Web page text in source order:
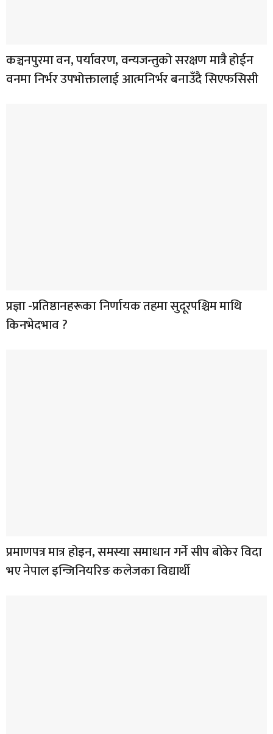
कञ्चनपुरमा वन, पर्यावरण, वन्यजन्तुको सरक्षण मात्रै होईन
वनमा निर्भर उपभोक्तालाई आत्मनिर्भर बनाउँदै सिएफसिसी
प्रज्ञा -प्रतिष्ठानहरूका निर्णायक तहमा सुदूरपश्चिम माथि
किनभेदभाव ?
प्रमाणपत्र मात्र होइन, समस्या समाधान गर्ने सीप बोकेर विदा
भए नेपाल इन्जिनियरिङ कलेजका विद्यार्थी